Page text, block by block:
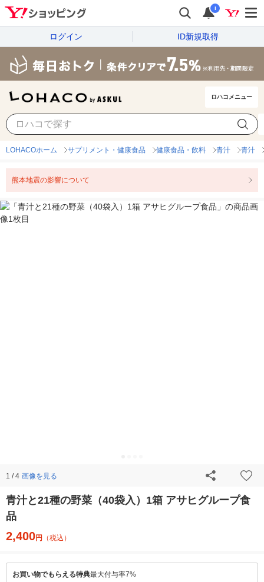
i
ログイン ID新規取得
ロハコメニュー
LOHACOホーム サプリメント・健康食品 健康食品・飲料 青汁 青汁
熊本地震の影響について
1 / 4 画像を見る
青汁と21種の野菜（40袋入）1箱 アサヒグループ食
品
2,400円 （税込）
お買い物でもらえる特典最大付与率7%